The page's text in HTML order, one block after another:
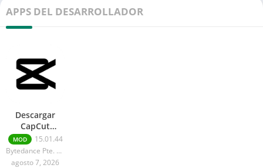
APPS DEL DESARROLLADOR
Descargar
CapCut
Premium APK
Pro
desbloqueado
MOD
15.01.44
Bytedance Pte. Ltd.
agosto 7, 2026